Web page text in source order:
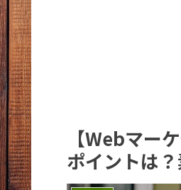
【Webマー
ポイントは